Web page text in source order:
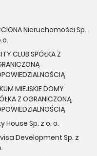
Nieruchomości Sp.
CLUB SPÓŁKA Z
MIEJSKIE DOMY
Z OGRANICZONĄ
House Sp. z o. o.
Development Sp. z